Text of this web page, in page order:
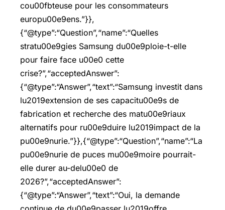
cou00fbteuse pour les consommateurs
europu00e9ens.”}},
{“@type”:“Question”,“name”:“Quelles
stratu00e9gies Samsung du00e9ploie-t-elle
pour faire face u00e0 cette
crise?”,“acceptedAnswer”:
{“@type”:“Answer”,“text”:“Samsung investit dans
lu2019extension de ses capacitu00e9s de
fabrication et recherche des matu00e9riaux
alternatifs pour ru00e9duire lu2019impact de la
pu00e9nurie.”}},{“@type”:“Question”,“name”:“La
pu00e9nurie de puces mu00e9moire pourrait-
elle durer au-delu00e0 de
2026?”,“acceptedAnswer”:
{“@type”:“Answer”,“text”:“Oui, la demande